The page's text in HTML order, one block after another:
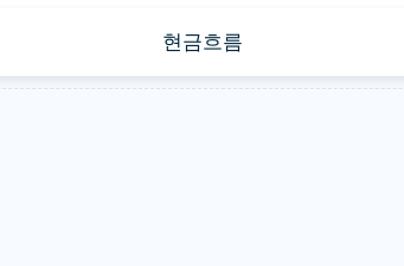
현금흐름